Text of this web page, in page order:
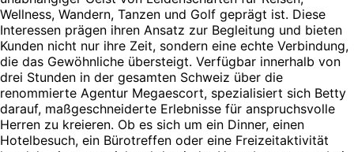
Wellness, Wandern, Tanzen und Golf geprägt ist. Diese
Interessen prägen ihren Ansatz zur Begleitung und bieten
Kunden nicht nur ihre Zeit, sondern eine echte Verbindung,
die das Gewöhnliche übersteigt. Verfügbar innerhalb von
drei Stunden in der gesamten Schweiz über die
renommierte Agentur Megaescort, spezialisiert sich Betty
darauf, maßgeschneiderte Erlebnisse für anspruchsvolle
Herren zu kreieren. Ob es sich um ein Dinner, einen
Hotelbesuch, ein Bürotreffen oder eine Freizeitaktivität